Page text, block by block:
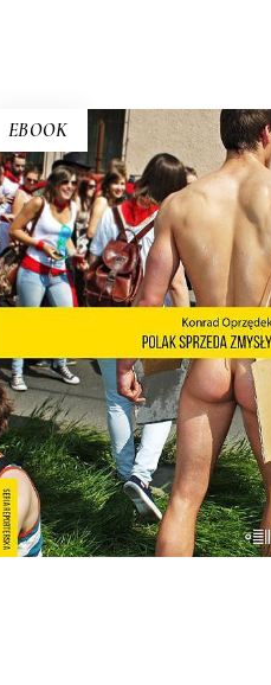
EBOOK
E-BOOK DO
KOSZYKA
POLAK SPRZEDA ZMYSŁY
Nie ma o Polsce takich książek
jak debiut Konrada Oprzędka.
Wariackich, ale pogodnych.
Smutnych, ale nie
przygnębiających. Ta błyskotliwa
książka pokazuje, kim są Polacy,
kiedy nie muszą być sobą.